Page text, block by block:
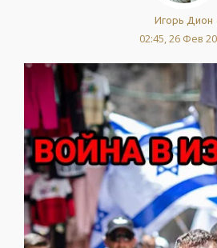
Игорь Дион
02:45, 26 Фев